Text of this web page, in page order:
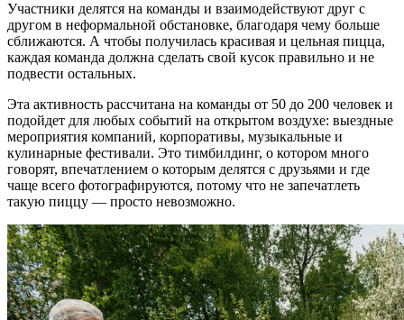
Участники делятся на команды и взаимодействуют друг с
другом в неформальной обстановке, благодаря чему больше
сближаются. А чтобы получилась красивая и цельная пицца,
каждая команда должна сделать свой кусок правильно и не
подвести остальных.
Эта активность рассчитана на команды от 50 до 200 человек и
подойдет для любых событий на открытом воздухе: выездные
мероприятия компаний, корпоративы, музыкальные и
кулинарные фестивали. Это тимбилдинг, о котором много
говорят, впечатлением о которым делятся с друзьями и где
чаще всего фотографируются, потому что не запечатлеть
такую пиццу — просто невозможно.